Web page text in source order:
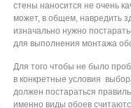
стены наносится не очень
может, в общем, навредить
изначально нужно
для выполнения монтажа
Для того чтобы не было
в конкретные условия
должен постараться
именно виды обоев